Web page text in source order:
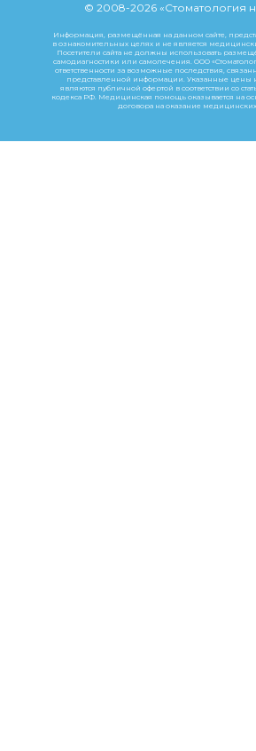
© 2008-2026 «Стоматология
Информация, размещённая на данном сайте,
в ознакомительных целях и не является
Посетители сайта не должны использовать
самодиагностики или самолечения. ООО
ответственности за возможные последствия,
представленной информации. Указанные цены
являются публичной офертой в соответствии со
кодекса РФ. Медицинская помощь оказывается на
договора на оказание медицинских